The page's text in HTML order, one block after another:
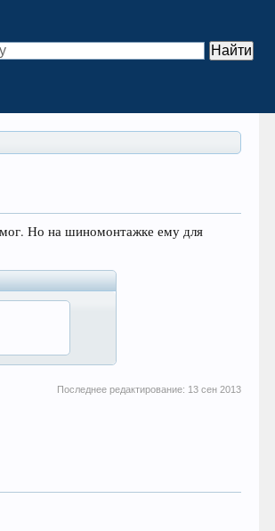
Но на шиномонтажке ему для
Последнее редактирование: 13 сен 2013